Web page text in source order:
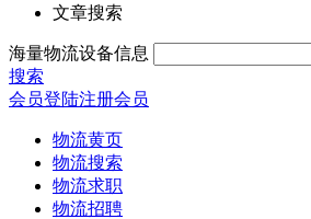
文章搜索
海量物流设备信息
搜索
会员登陆注册会员
物流黄页
物流搜索
物流求职
物流招聘